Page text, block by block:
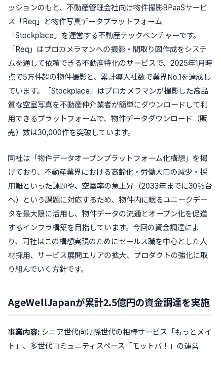
ッションのもと、不動産管理会社向け物件撮影BPaaSサービ
ス 「Req」
と物件写真データプラットフォーム
「Stockplace」 を運営する不動産テックベンチャーです。
「Req」 はプロカメラマンへの撮影・間取り図作成をシステ
ムを通して依頼できる不動産特化のサービスで、2025年1月時
点で5万件超の物件撮影と、累計導入社数で業界No.1を達成し
ています。
「Stockplace」 はプロカメラマンが撮影した高品
質な空室写真を不動産仲介業者が簡単にダウンロードして利
用できるプラットフォームで、物件データダウンロード（販
売）数は30,000件を突破しています。
同社は 「物件データオープンプラットフォーム化構想」 を掲
げており、不動産業界における高齢化・労働人口の減少・採
用難といった課題や、空室率の急上昇（2033年までに30％台
へ）という課題に対応するため、 物件内に眠るユニークデー
タを最大限に活用し、物件データの流通とオープン化を促進
するインフラ構築を目指しています。今回の資金調達によ
り、同社はこの構想実現のためにセールス職を中心とした人
材採用、サービス展開エリアの拡大、プロダクトの強化に取
り組んでいく方針です。
AgeWellJapanが累計2.5億円の資金調達を実施
事業内容: シニア世代向け孫世代の相棒サービス「もっとメイ
ト」、多世代コミュニティスペース「モットバ！」の運営